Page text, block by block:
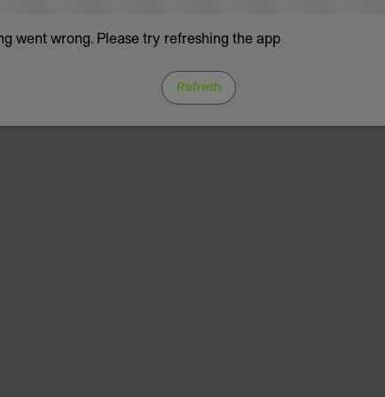
went wrong. Please try refreshing the app
Refresh